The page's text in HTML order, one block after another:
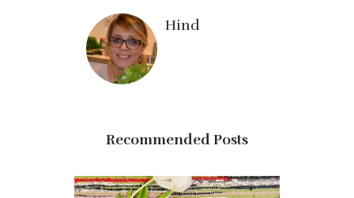
Hind
Recommended Posts